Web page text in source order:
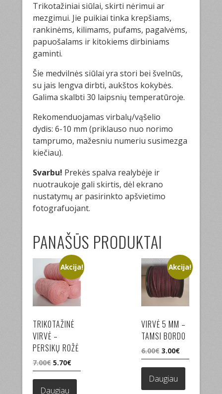
Trikotažiniai siūlai, skirti nėrimui ar
mezgimui. Jie puikiai tinka krepšiams,
rankinėms, kilimams, pufams, pagalvėms,
papuošalams ir kitokiems dirbiniams
gaminti.
Šie medvilnės siūlai yra stori bei švelnūs,
su jais lengva dirbti, aukštos kokybės.
Galima skalbti 30 laipsnių temperatūroje.
Rekomenduojamas virbalų/vąšelio
dydis: 6-10 mm (priklauso nuo norimo
tamprumo, mažesniu numeriu susimezga
kiečiau).
Svarbu! Prekės spalva realybėje ir
nuotraukoje gali skirtis, dėl ekrano
nustatymų ar pasirinkto apšvietimo
fotografuojant.
PANAŠŪS PRODUKTAI
Akcija!
TRIKOTAŽINĖ
VIRVĖ –
PERSIKŲ ROŽĖ
7.00€Original
price
was:
7.00€.
5.70€Current
price
is:
Daugiau
Akcija!
VIRVĖ 5 MM –
TAMSI BORDO
6.00€ Original
price
was:
6.00€.
3.00€Current
price
is:
Daugiau